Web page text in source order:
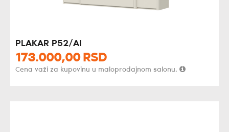
PLAKAR P52/AI
173.000,00 RSD
Cena važi za kupovinu u maloprodajnom salonu.